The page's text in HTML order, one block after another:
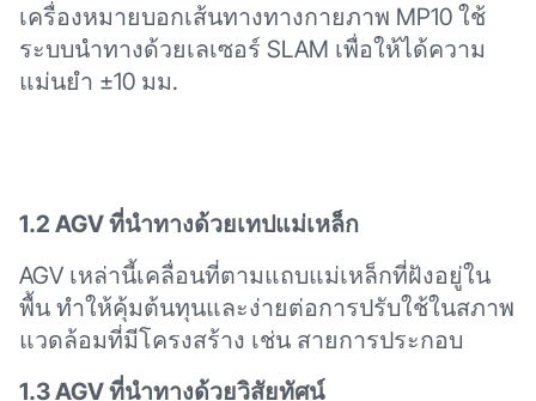
เครื่องหมายบอกเส้นทางทางกายภาพ MP10 ใช้
ระบบนำทางด้วยเลเซอร์ SLAM เพื่อให้ได้ความ
แม่นยำ ±10 มม.
1.2 AGV ที่นำทางด้วยเทปแม่เหล็ก
AGV เหล่านี้เคลื่อนที่ตามแถบแม่เหล็กที่ฝังอยู่ใน
พื้น ทำให้คุ้มต้นทุนและง่ายต่อการปรับใช้ในสภาพ
แวดล้อมที่มีโครงสร้าง เช่น สายการประกอบ
1.3 AGV ที่นำทางด้วยวิสัยทัศน์